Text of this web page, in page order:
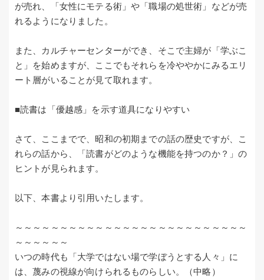
が売れ、「女性にモテる術」や「職場の処世術」などが売
れるようになりました。
また、カルチャーセンターができ、そこで主婦が「学ぶこ
と」を始めますが、ここでもそれらを冷ややかにみるエリ
ート層がいることが見て取れます。
■読書は「優越感」を示す道具になりやすい
さて、ここまでで、昭和の初期までの話の歴史ですが、こ
れらの話から、「読書がどのような機能を持つのか？」の
ヒントが見られます。
以下、本書より引用いたします。
～～～～～～～～～～～～～～～～～～～～～～～～～～
～～～～～～
いつの時代も「大学ではない場で学ぼうとする人々」に
は、蔑みの視線が向けられるものらしい。（中略）